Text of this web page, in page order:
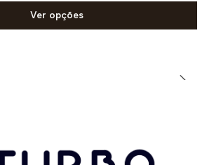
preferem a alça estreita durante o
sugerimos optar por um tamanho
Ver opções